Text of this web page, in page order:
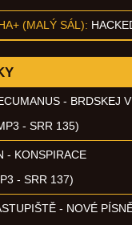
(MALÝ SÁL):
- BRDSKEJ
- SRR 135)
- KONSPIRACE
- SRR 137)
- NOVÉ